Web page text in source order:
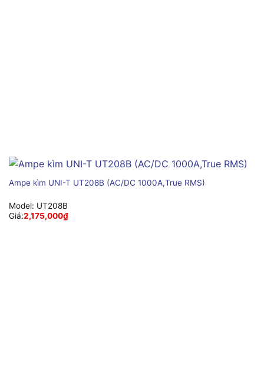
Ampe kìm UNI-T UT208B (AC/DC 1000A,True RMS)
Model: UT208B
Giá:2,175,000₫